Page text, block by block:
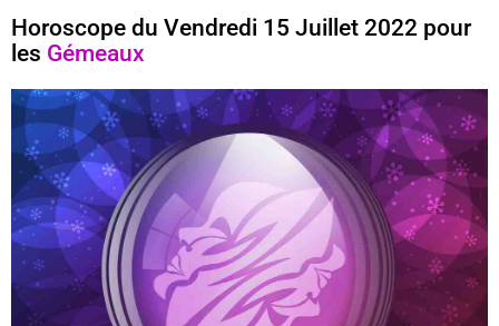
Horoscope du Vendredi 15 Juillet 2022 pour
les Gémeaux